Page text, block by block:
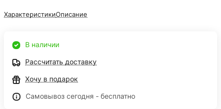
ХарактеристикиОписание
В наличии
Рассчитать доставку
Хочу в подарок
Самовывоз сегодня - бесплатно